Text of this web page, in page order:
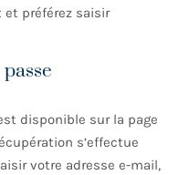
et préférez saisir
disponible sur la page
s’effectue
votre adresse e-mail,